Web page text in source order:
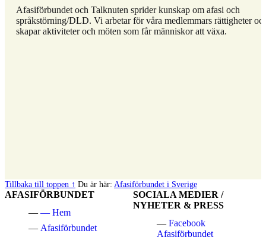
Afasiförbundet och Talknuten sprider kunskap om afasi och
språkstörning/DLD. Vi arbetar för våra medlemmars rättigheter
skapar aktiviteter och möten som får människor att växa.
Hoppa
tillbaka
huvudnavigeringen
Tillbaka till toppen ↑ Du är här: Afasiförbundet i Sverige
AFASIFÖRBUNDET
Hem
Afasiförbundet
SOCIALA MEDIER /
NYHETER & PRESS
Facebook
Afasiförbundet